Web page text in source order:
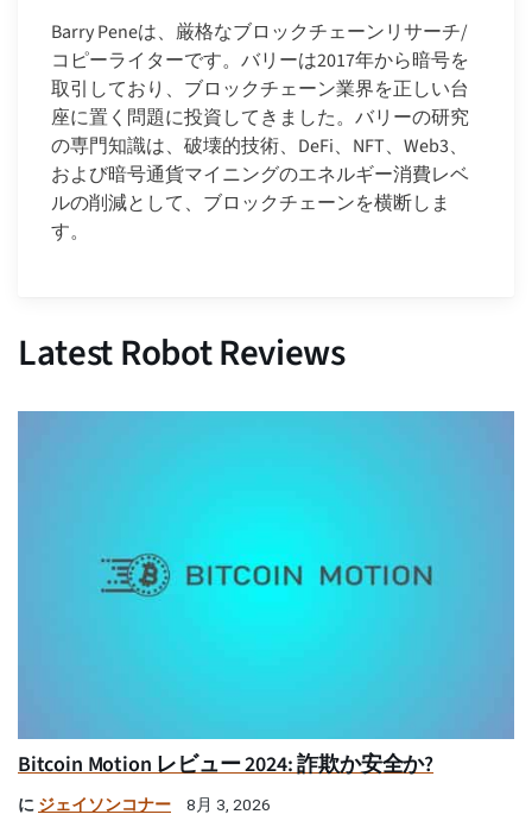
Barry Peneは、厳格なブロックチェーンリサーチ/
コピーライターです。バリーは2017年から暗号を
取引しており、ブロックチェーン業界を正しい台
座に置く問題に投資してきました。バリーの研究
の専門知識は、破壊的技術、DeFi、NFT、Web3、
および暗号通貨マイニングのエネルギー消費レベ
ルの削減として、ブロックチェーンを横断しま
す。
Latest Robot Reviews
Bitcoin Motion レビュー 2024: 詐欺か安全か?
に ジェイソンコナー 8月 3, 2026